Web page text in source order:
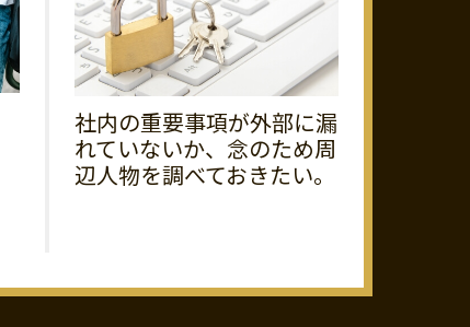
社内の重要事項が外部に漏
れていないか、念のため周
辺人物を調べておきたい。